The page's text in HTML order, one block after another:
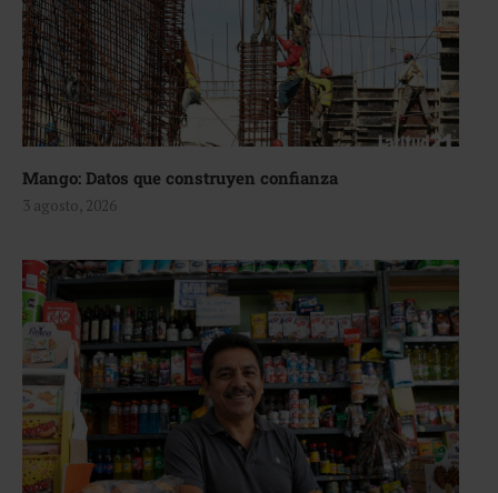
Mango: Datos que construyen confianza
3 agosto, 2026